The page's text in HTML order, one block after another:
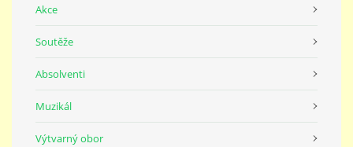
Akce
Soutěže
Absolventi
Muzikál
Výtvarný obor